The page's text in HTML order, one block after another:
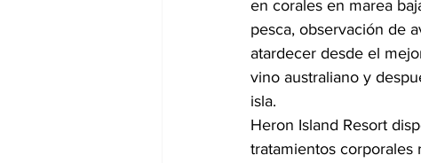
en corales en marea
pesca, observación de
atardecer desde el
vino australiano y
isla.
Heron Island Resort
tratamientos corporales